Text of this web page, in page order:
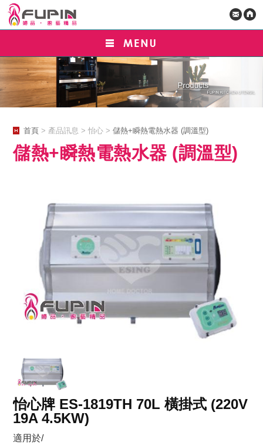
首頁 > 產品訊息 > 怡心 >儲熱+瞬熱電熱水器 (調溫型)
儲熱+瞬熱電熱水器 (調溫型)
怡心牌 ES-1819TH 70L 橫掛式 (220V
19A 4.5KW)
適用於/